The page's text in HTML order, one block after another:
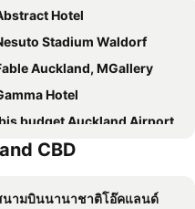
Hotel
Stadium Waldorf
Auckland, MGallery
Hotel
budget Auckland Airport
International Hotel
by SkyCity
CBD
นามบินนานาชาติโอ๊คแลนด์